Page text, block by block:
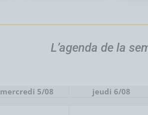
L’agenda de la
mercredi 5/08 jeudi 6/08